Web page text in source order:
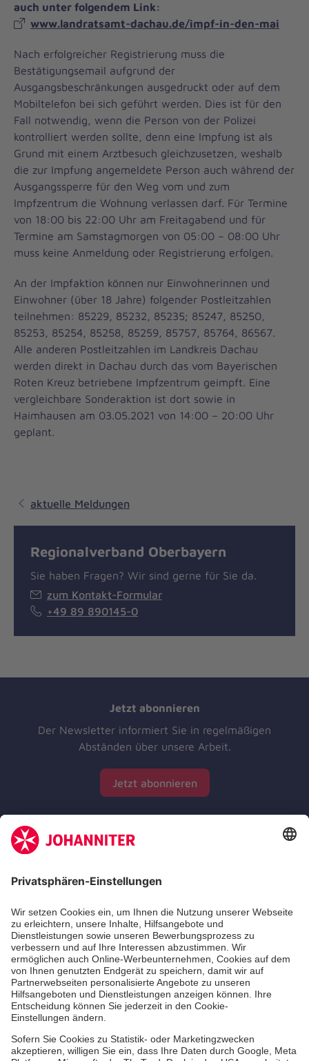
auch unter folgendem Link:
www.landratsamt-dachau.de/impf-in-den-mai
Nach erfolgreicher Registrierung muss die
Bestätigungsemail aufgrund der
Ausgangsbeschränkungen ausgedruckt oder auf dem
Mobiltelefon bei sich geführt werden. Dies ist für den
Fall notwendig, wenn die Person von der Polizei
kontrolliert werden sollte, denn eine Impfung ist als
Grund mit einem Arztbesuch gleichzusetzen, weshalb
die zur Impfung angemeldete Person auch während der
Ausgangssperre für den Weg vom und zum
Impfzentrum die Wohnung verlassen darf. Für Termine
von 18:00 bis 22:00 Uhr am Freitagabend und für
Termine am Samstagmorgen von 05:00 – 08:00 Uhr
muss keine Anmeldung oder Registrierung erfolgen.
An der Impfaktion können nur Einwohnerinnen und
Einwohner (über 18 Jahre) folgender Postleitzahlen
teilnehmen: 85229, 85232, 85235; 85247, 85250,
85253, 85254, 85258, 85259, 85757, 85764, 86567.
Alle anderen Postleitzahlen im Landkreis Dachau
werden direkt in Dachau durch das vom Bayerischen
Roten Kreuz betriebene Impfzentrum geimpft. Eine
vergleichbare Sonderaktion ist dort sowie in
Haimhausen am 03.05.2021 von 14:00 – 20:00 Uhr
geplant.
aktuelle Meldungen
Regionalverband Oberbayern
Sie haben Fragen? Wir sind gerne für Sie da.
zum Kontakt-Formular
+49 89 890145-0
Jetzt abonnieren
Der Newsletter informiert Sie in regelmäßigen
Abständen über unsere Arbeit.
Jetzt abonnieren
Zertifizierung der Johanniter-Unfall-Hilfe e.V.
Die Johanniter GmbH führt das Spendenzertifikat
des Deutschen Spendenrats e.V.